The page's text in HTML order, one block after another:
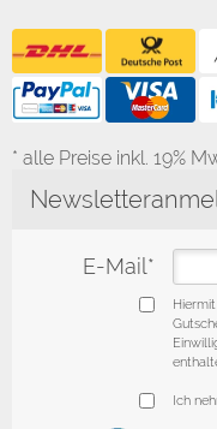
* alle Preise inkl. 19%